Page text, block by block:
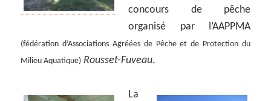
concours de pêche
organisé par l’AAPPMA
(fédération d’Associations Agréées de Pêche et de Protection du
Milieu Aquatique) Rousset-Fuveau.
La